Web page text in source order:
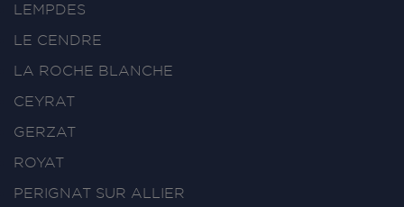
LEMPDES
LE CENDRE
LA ROCHE BLANCHE
CEYRAT
GERZAT
ROYAT
PERIGNAT SUR ALLIER